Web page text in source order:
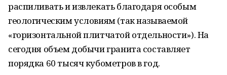
распиливать и извлекать благодаря особым
геологическим условиям (так называемой
«горизонтальной плитчатой отдельности»). На
сегодня объем добычи гранита составляет
порядка 60 тысяч кубометров в год.